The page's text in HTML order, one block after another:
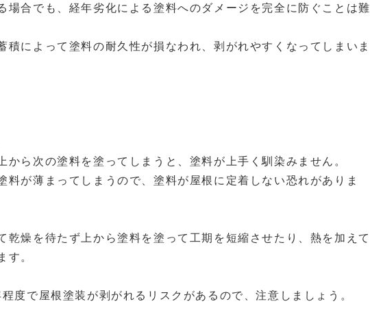
場合でも、経年劣化による塗料へのダメージを完全に防ぐことは難
によって塗料の耐久性が損なわれ、剥がれやすくなってしまいま
ら次の塗料を塗ってしまうと、塗料が上手く馴染みません。
が薄まってしまうので、塗料が屋根に定着しない恐れがありま
燥を待たず上から塗料を塗って工期を短縮させたり、熱を加えて
。
度で屋根塗装が剥がれるリスクがあるので、注意しましょう。